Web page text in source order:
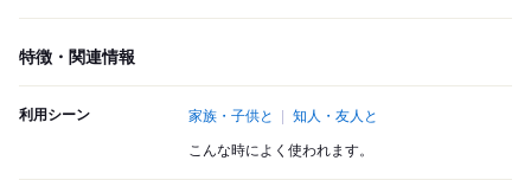
特徴・関連情報
利用シーン 家族・子供と 知人・友人と
こんな時によく使われます。